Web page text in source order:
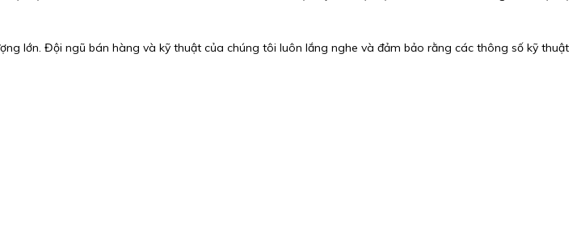
lớn. Đội ngũ bán hàng và kỹ thuật của chúng tôi luôn lắng nghe và đảm bảo rằng các thông số kỹ thuật